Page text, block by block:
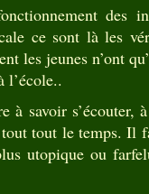
des
ce sont là les
les jeunes n’ont
l’école..
savoir s’écouter,
tout le temps. Il
utopique ou